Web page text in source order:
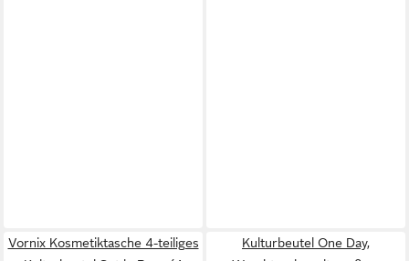
Vornix Kosmetiktasche 4-teiliges
Kulturbeutel One Day,